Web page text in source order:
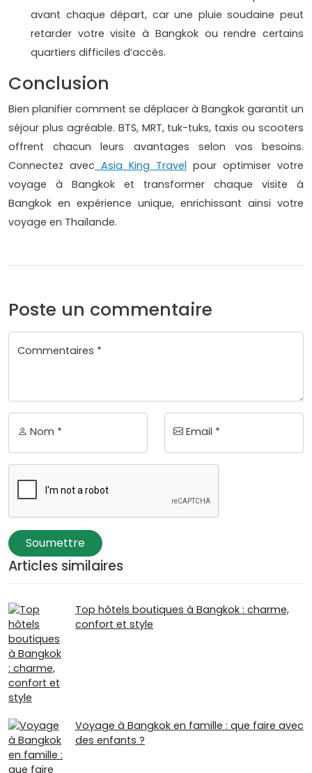
avant chaque départ, car une pluie soudaine peut
retarder votre visite à Bangkok ou rendre certains
quartiers difficiles d’accès.
Conclusion
Bien planifier comment se déplacer à Bangkok garantit un
séjour plus agréable. BTS, MRT, tuk-tuks, taxis ou scooters
offrent chacun leurs avantages selon vos besoins.
Connectez avec Asia King Travel pour optimiser votre
voyage à Bangkok et transformer chaque visite à
Bangkok en expérience unique, enrichissant ainsi votre
voyage en Thaïlande.
Poste un commentaire
Commentaires *
Nom * Email *
Soumettre
Articles similaires
Top hôtels boutiques à Bangkok : charme,
confort et style
Voyage à Bangkok en famille : que faire avec
des enfants ?